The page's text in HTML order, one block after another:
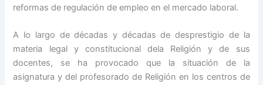
reformas de regulación de empleo en el mercado laboral.
A lo largo de décadas y décadas de desprestigio de la
materia legal y constitucional dela Religión y de sus
docentes, se ha provocado que la situación de la
asignatura y del profesorado de Religión en los centros de